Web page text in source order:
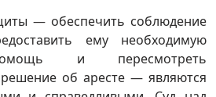
— обеспечить соблюдение
ему необходимую
и пересмотреть
об аресте — являются